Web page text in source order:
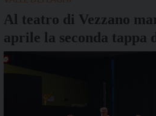
Al teatro di Vezzano
aprile la seconda tappa
del Volontariato 2025”